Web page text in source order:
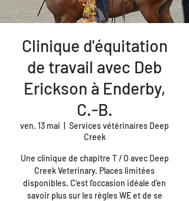
Clinique d'équitation
de travail avec Deb
Erickson à Enderby,
C.-B.
ven. 13 mai
Services vétérinaires Deep
Creek
Une clinique de chapitre T / O avec Deep
Creek Veterinary. Places limitées
disponibles. C'est l'occasion idéale d'en
savoir plus sur les règles WE et de se